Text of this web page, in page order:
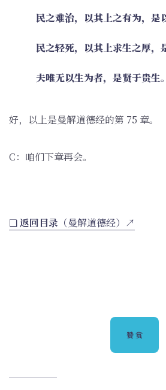
民之难治，以其上之有为，是
民之轻死，以其上求生之厚，
夫唯无以生为者，是贤于贵生。
好，以上是曼解道德经的第 75 章。
C：咱们下章再会。
❏返回目录 （曼解道德经）↗
赞赏